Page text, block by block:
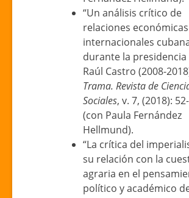
“Un análisis crítico de
relaciones económicas
internacionales
durante la presidencia
Raúl Castro (2008-
Trama. Revista de
Sociales, v. 7, (2018):
(con Paula Fernández
Hellmund).
“La crítica del
su relación con la
agraria en el
político y académico